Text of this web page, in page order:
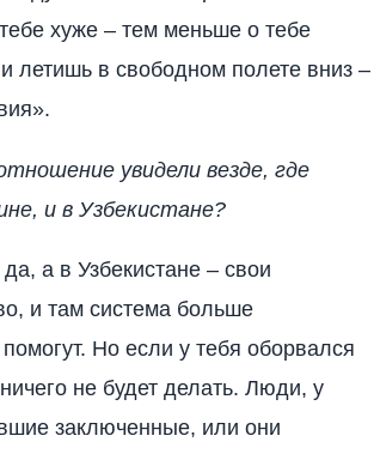
хуже – тем меньше о тебе
летишь в свободном полете вниз –
увидели везде, где
и в Узбекистане?
а в Узбекистане – свои
и там система больше
Но если у тебя оборвался
не будет делать. Люди, у
заключенные, или они